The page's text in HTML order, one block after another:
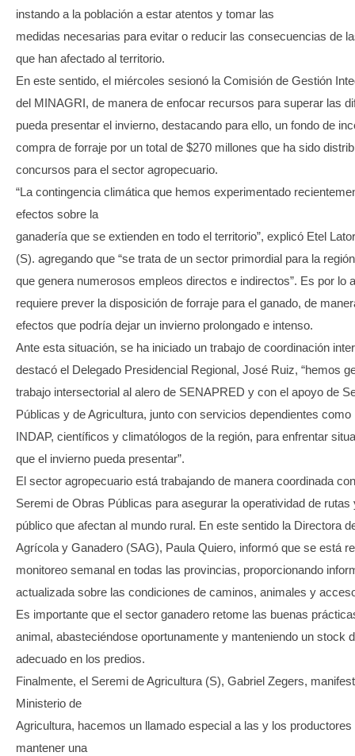
instando a la población a estar atentos y tomar las
medidas necesarias para evitar o reducir las consecuencias de
que han afectado al territorio.
En este sentido, el miércoles sesionó la Comisión de Gestión
del MINAGRI, de manera de enfocar recursos para superar las
pueda presentar el invierno, destacando para ello, un fondo de
compra de forraje por un total de $270 millones que ha sido
concursos para el sector agropecuario.
“La contingencia climática que hemos experimentado
efectos sobre la
ganadería que se extienden en todo el territorio”, explicó Etel
(S). agregando que “se trata de un sector primordial para la
que genera numerosos empleos directos e indirectos”. Es por lo
requiere prever la disposición de forraje para el ganado, de
efectos que podría dejar un invierno prolongado e intenso.
Ante esta situación, se ha iniciado un trabajo de coordinación
destacó el Delegado Presidencial Regional, José Ruiz, “hemos
trabajo intersectorial al alero de SENAPRED y con el apoyo de
Públicas y de Agricultura, junto con servicios dependientes
INDAP, científicos y climatólogos de la región, para enfrentar
que el invierno pueda presentar”.
El sector agropecuario está trabajando de manera coordinada
Seremi de Obras Públicas para asegurar la operatividad de
público que afectan al mundo rural. En este sentido la Directora
Agrícola y Ganadero (SAG), Paula Quiero, informó que se está
monitoreo semanal en todas las provincias, proporcionando
actualizada sobre las condiciones de caminos, animales y
Es importante que el sector ganadero retome las buenas
animal, abasteciéndose oportunamente y manteniendo un stock
adecuado en los predios.
Finalmente, el Seremi de Agricultura (S), Gabriel Zegers,
Ministerio de
Agricultura, hacemos un llamado especial a las y los
mantener una